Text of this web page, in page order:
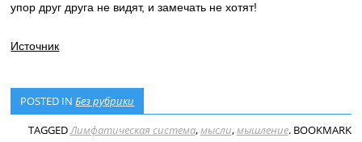
упор друг друга не видят, и замечать не хотят!
Источник
POSTED INБез рубрики
TAGGEDЛимфатическая система,мысли,мышление. BOOKMARK